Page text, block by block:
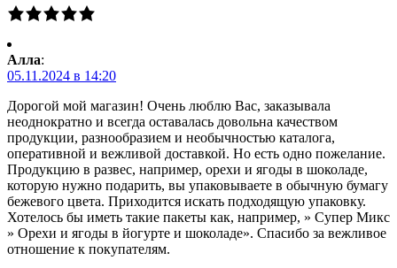
Алла:
05.11.2024 в 14:20
Дорогой мой магазин! Очень люблю Вас, заказывала
неоднократно и всегда оставалась довольна качеством
продукции, разнообразием и необычностью каталога,
оперативной и вежливой доставкой. Но есть одно пожелание.
Продукцию в развес, например, орехи и ягоды в шоколаде,
которую нужно подарить, вы упаковываете в обычную бумагу
бежевого цвета. Приходится искать подходящую упаковку.
Хотелось бы иметь такие пакеты как, например, » Супер Микс
» Орехи и ягоды в йогурте и шоколаде». Спасибо за вежливое
отношение к покупателям.